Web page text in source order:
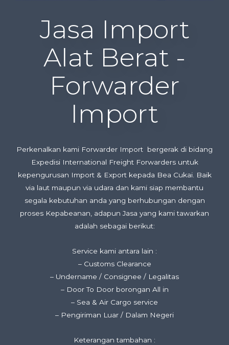
Jasa Import
Alat Berat -
Forwarder
Import
Perkenalkan kami Forwarder Import bergerak di bidang
Expedisi International Freight Forwarders untuk
kepengurusan Import & Export kepada Bea Cukai. Baik
via laut maupun via udara dan kami siap membantu
segala kebutuhan anda yang berhubungan dengan
proses Kepabeanan, adapun Jasa yang kami tawarkan
adalah sebagai berikut:
Service kami antara lain :
– Customs Clearance
– Undername / Consignee / Legalitas
– Door To Door borongan All in
– Sea & Air Cargo service
– Pengiriman Luar / Dalam Negeri
Keterangan tambahan :